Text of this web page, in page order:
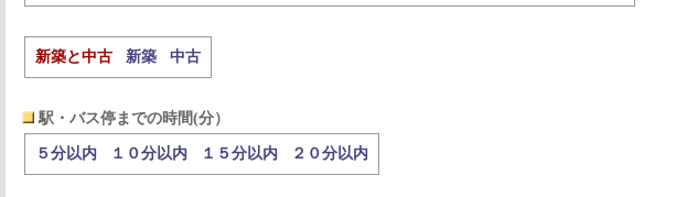
新築と中古 新築 中古
駅・バス停までの時間(分）
５分以内 １０分以内 １５分以内 ２０分以内